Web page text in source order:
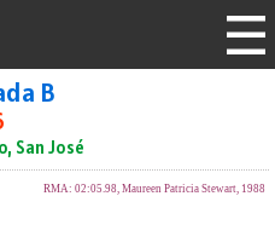
B
San José
RMA: 02:05.98, Maureen Patricia Stewart, 1988